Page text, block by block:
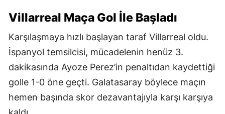
Villarreal Maça Gol İle Başladı
Karşılaşmaya hızlı başlayan taraf Villarreal oldu.
İspanyol temsilcisi, mücadelenin henüz 3.
dakikasında Ayoze Perez’in penaltıdan kaydettiği
golle 1-0 öne geçti. Galatasaray böylece maçın
hemen başında skor dezavantajıyla karşı karşıya